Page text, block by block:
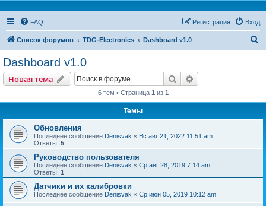
FAQ Вход
Регистрация
Список форумов TDG-Electronics Dashboard v1.0
Dashboard v1.0
Новая тема Поиск
6 тем • Страница 1 из 1
Темы
Обновления
Последнее сообщение Denisvak « Вс авг 21, 2022 11:51 am
Ответы: 5
Руководство пользователя
Последнее сообщение Denisvak « Ср авг 28, 2019 7:14 am
Ответы: 1
Датчики и их калибровки
Последнее сообщение Denisvak « Ср июн 05, 2019 10:12 am